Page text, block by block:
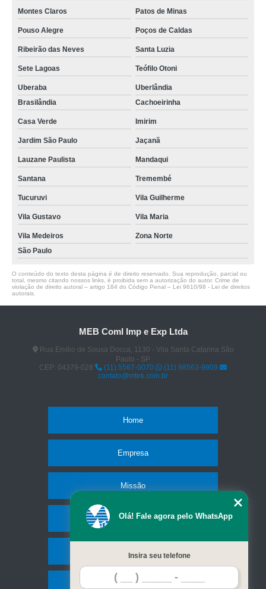
Montes Claros Patos de Minas
Pouso Alegre Poços de Caldas
Ribeirão das Neves Santa Luzia
Sete Lagoas Teófilo Otoni
Uberaba
Uberlândia
Brasilândia
Cachoeirinha
Casa Verde Imirim
Jardim São Paulo Jaçanã
Lauzane Paulista Mandaqui
Santana Tremembé
Tucuruvi Vila Guilherme
Vila Gustavo Vila Maria
Vila Medeiros
Zona Norte
São Paulo
O conteúdo do texto desta página é de direito reservado. Sua reprodução, parcial ou
total, mesmo citando nossos links, é proibida sem a autorização do autor. Crime de
violação de direito autoral – artigo 184 do Código Penal – Lei 9610/98 - Lei de direitos
autorais.
MEB Coml Imp e Exp Ltda
Rua Emílio de Sousa Docca, 1130 - Vila Santa Catarina São
Paulo - SP
CEP: 04379-028
(11) 5567-0070
(11) 98563-9909
contato@mtek.com.br
Home
Empresa
Missão
Produtos
Serviços
Contato
Olá! Fale agora pelo WhatsApp
Insira seu telefone